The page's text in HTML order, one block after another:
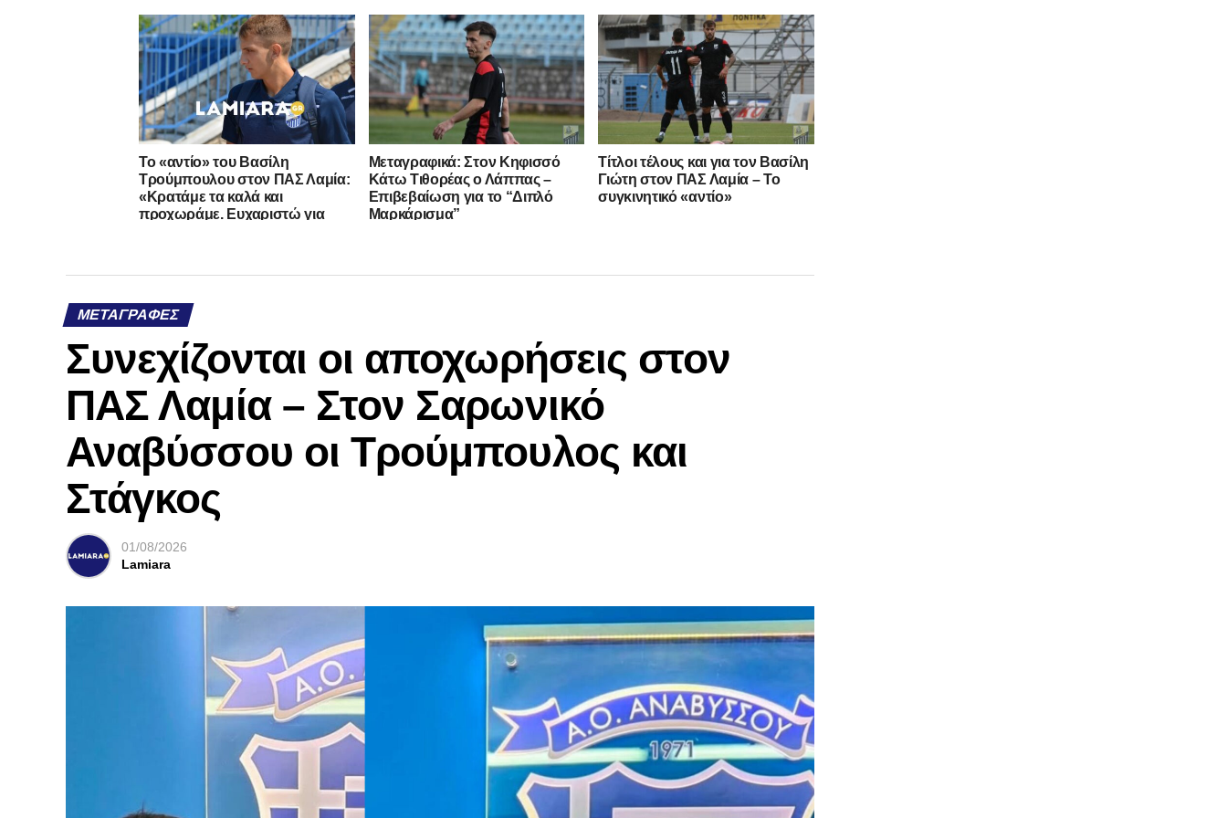
Το «αντίο» του Βασίλη
Τρούμπουλου στον ΠΑΣ Λαμία:
«Κρατάμε τα καλά και
προχωράμε. Ευχαριστώ για
Μεταγραφικά: Στον Κηφισσό
Κάτω Τιθορέας ο Λάππας –
Επιβεβαίωση για το “Διπλό
Μαρκάρισμα”
Τίτλοι τέλους και για τον Βασίλη
Γιώτη στον ΠΑΣ Λαμία – Το
συγκινητικό «αντίο»
ΜΕΤΑΓΡΑΦΈΣ
Συνεχίζονται οι αποχωρήσεις στον
ΠΑΣ Λαμία – Στον Σαρωνικό
Αναβύσσου οι Τρούμπουλος και
Στάγκος
01/08/2026
Lamiara